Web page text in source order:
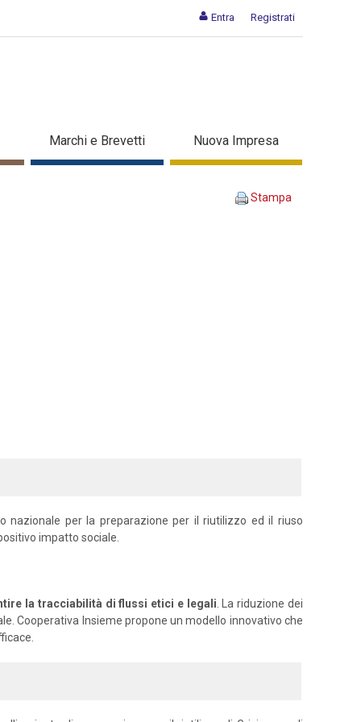
Entra Registrati
INSIEME - Dettaglio corso
Marchi e Brevetti Nuova Impresa
Stampa
nazionale per la preparazione per il riutilizzo ed il riuso
impatto sociale.
la tracciabilità di flussi etici e legali . La riduzione dei
Cooperativa Insieme propone un modello innovativo che